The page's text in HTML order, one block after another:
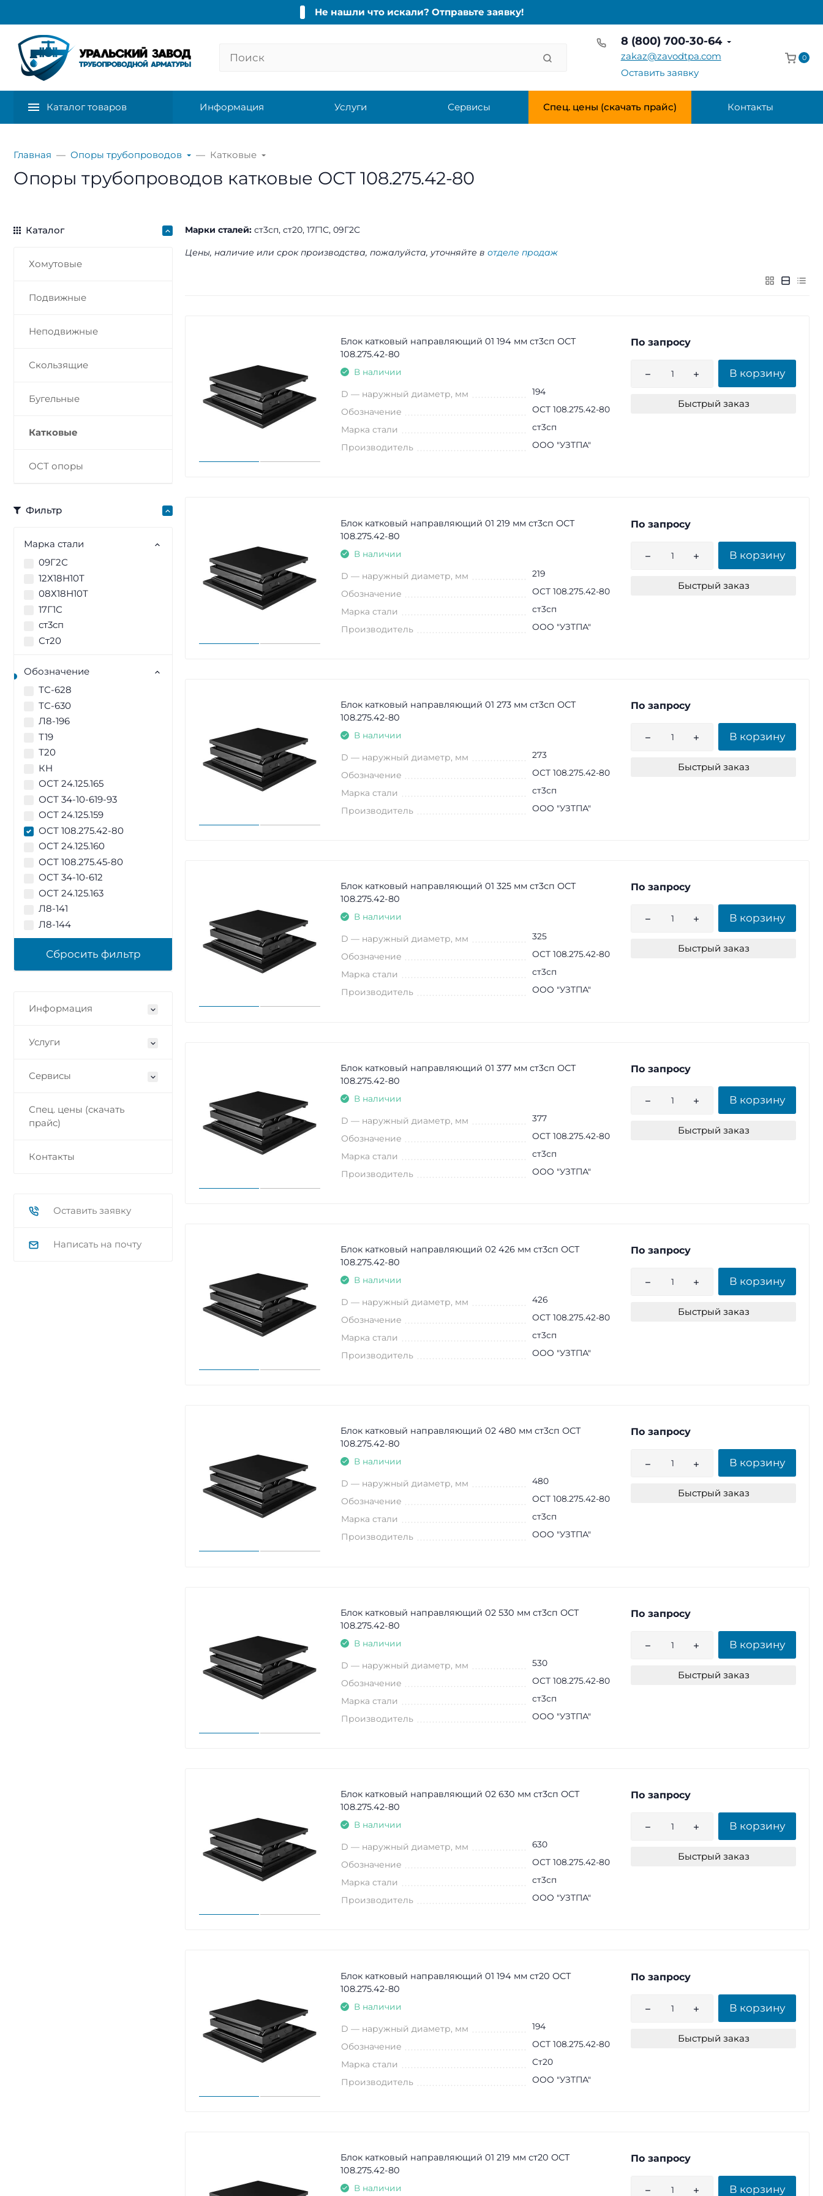
Не нашли что искали? Отправьте заявку!
8 (800) 700-30-64
zakaz@zavodtpa.com
Оставить заявку
0
Каталог товаров Информация Услуги Сервисы Спец. цены (скачать прайс) Контакты
Главная Опоры трубопроводов Катковые
Опоры трубопроводов катковые ОСТ 108.275.42-80
Каталог
Хомутовые
Подвижные
Неподвижные
Скользящие
Бугельные
Катковые
ОСТ опоры
Фильтр
Марка стали
09Г2С
12Х18Н10Т
08Х18Н10Т
17Г1С
ст3сп
Ст20
Обозначение
ТС-628
ТС-630
Л8-196
Т19
Т20
КН
ОСТ 24.125.165
ОСТ 34-10-619-93
ОСТ 24.125.159
ОСТ 108.275.42-80
ОСТ 24.125.160
ОСТ 108.275.45-80
ОСТ 34-10-612
ОСТ 24.125.163
Л8-141
Л8-144
Информация
Услуги
Сервисы
Спец. цены (скачать
прайс)
Контакты
Оставить заявку
Написать на почту
Марки сталей: ст3сп, ст20, 17Г1С, 09Г2С
Цены, наличие или срок производства, пожалуйста, уточняйте в отделе продаж
Блок катковый направляющий 01 194 мм ст3сп ОСТ
108.275.42-80
В наличии
D — наружный диаметр, мм 194
Обозначение ОСТ 108.275.42-80
Марка стали ст3сп
Производитель ООО "УЗТПА"
По запросу
В корзину
Быстрый заказ
Блок катковый направляющий 01 219 мм ст3сп ОСТ
108.275.42-80
В наличии
D — наружный диаметр, мм 219
Обозначение ОСТ 108.275.42-80
Марка стали ст3сп
Производитель ООО "УЗТПА"
По запросу
В корзину
Быстрый заказ
Блок катковый направляющий 01 273 мм ст3сп ОСТ
108.275.42-80
В наличии
D — наружный диаметр, мм 273
Обозначение ОСТ 108.275.42-80
Марка стали ст3сп
Производитель ООО "УЗТПА"
По запросу
В корзину
Быстрый заказ
Блок катковый направляющий 01 325 мм ст3сп ОСТ
108.275.42-80
В наличии
D — наружный диаметр, мм 325
Обозначение ОСТ 108.275.42-80
Марка стали ст3сп
Производитель ООО "УЗТПА"
По запросу
В корзину
Быстрый заказ
Блок катковый направляющий 01 377 мм ст3сп ОСТ
108.275.42-80
В наличии
D — наружный диаметр, мм 377
Обозначение ОСТ 108.275.42-80
Марка стали ст3сп
Производитель ООО "УЗТПА"
По запросу
В корзину
Быстрый заказ
Блок катковый направляющий 02 426 мм ст3сп ОСТ
108.275.42-80
В наличии
D — наружный диаметр, мм 426
Обозначение ОСТ 108.275.42-80
Марка стали ст3сп
Производитель ООО "УЗТПА"
По запросу
В корзину
Быстрый заказ
Блок катковый направляющий 02 480 мм ст3сп ОСТ
108.275.42-80
В наличии
D — наружный диаметр, мм 480
Обозначение ОСТ 108.275.42-80
Марка стали ст3сп
Производитель ООО "УЗТПА"
По запросу
В корзину
Быстрый заказ
Блок катковый направляющий 02 530 мм ст3сп ОСТ
108.275.42-80
В наличии
D — наружный диаметр, мм 530
Обозначение ОСТ 108.275.42-80
Марка стали ст3сп
Производитель ООО "УЗТПА"
По запросу
В корзину
Быстрый заказ
Блок катковый направляющий 02 630 мм ст3сп ОСТ
108.275.42-80
В наличии
D — наружный диаметр, мм 630
Обозначение ОСТ 108.275.42-80
Марка стали ст3сп
Производитель ООО "УЗТПА"
По запросу
В корзину
Быстрый заказ
Блок катковый направляющий 01 194 мм ст20 ОСТ
108.275.42-80
В наличии
D — наружный диаметр, мм 194
Обозначение ОСТ 108.275.42-80
Марка стали Ст20
Производитель ООО "УЗТПА"
По запросу
В корзину
Быстрый заказ
Блок катковый направляющий 01 219 мм ст20 ОСТ
108.275.42-80
В наличии
По запросу
В корзину